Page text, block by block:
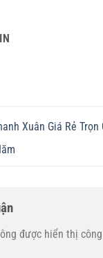
Xuân Giá Rẻ Trọn
được hiển thị